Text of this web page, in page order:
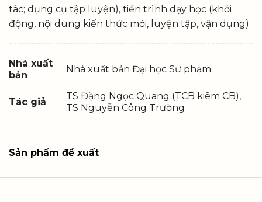
tác; dụng cụ tập luyện), tiến trình dạy học (khởi
động, nội dung kiến thức mới, luyện tập, vận dụng).
Nhà xuất
bản
Nhà xuất bản Đại học Sư phạm
Tác giả
TS Đặng Ngọc Quang (TCB kiêm CB),
TS Nguyễn Công Trường
Sản phẩm đề xuất